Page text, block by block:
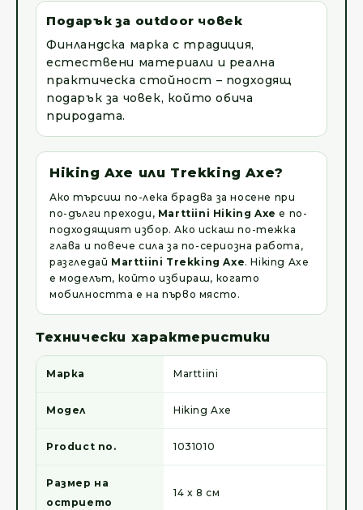
Подарък за outdoor човек
Финландска марка с традиция,
естествени материали и реална
практическа стойност – подходящ
подарък за човек, който обича
природата.
Hiking Axe или Trekking Axe?
Ако търсиш по-лека брадва за носене при
по-дълги преходи, Marttiini Hiking Axe е по-
подходящият избор. Ако искаш по-тежка
глава и повече сила за по-сериозна работа,
разгледай Marttiini Trekking Axe. Hiking Axe
е моделът, който избираш, когато
мобилността е на първо място.
Технически характеристики
Марка Marttiini
Модел Hiking Axe
Product no. 1031010
Размер на
острието
14 x 8 см